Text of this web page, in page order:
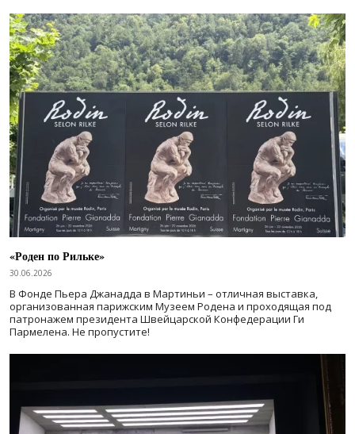
«Роден по Рильке»
30.06.2026
В Фонде Пьера Джанадда в Мартиньи – отличная выставка,
организованная парижским Музеем Родена и проходящая под
патронажем президента Швейцарской Конфедерации Ги
Пармелена. Не пропустите!